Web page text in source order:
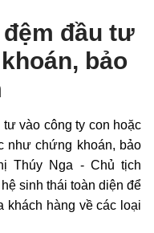
đầu tư
bảo
vào công ty con hoặc
như chứng khoán, bảo
Thúy Nga - Chủ tịch
sinh thái toàn diện để
khách hàng về các loại